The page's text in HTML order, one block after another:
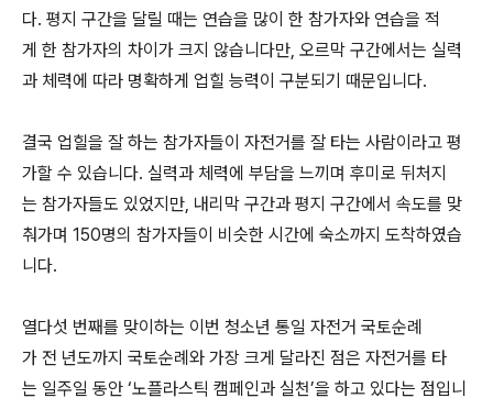
다. 평지 구간을 달릴 때는 연습을 많이 한 참가자와 연습을 적
게 한 참가자의 차이가 크지 않습니다만, 오르막 구간에서는 실력
과 체력에 따라 명확하게 업힐 능력이 구분되기 때문입니다.
결국 업힐을 잘 하는 참가자들이 자전거를 잘 타는 사람이라고 평
가할 수 있습니다. 실력과 체력에 부담을 느끼며 후미로 뒤처지
는 참가자들도 있었지만, 내리막 구간과 평지 구간에서 속도를 맞
춰가며 150명의 참가자들이 비슷한 시간에 숙소까지 도착하였습
니다.
열다섯 번째를 맞이하는 이번 청소년 통일 자전거 국토순례
가 전 년도까지 국토순례와 가장 크게 달라진 점은 자전거를 타
는 일주일 동안 ‘노플라스틱 캠페인과 실천’을 하고 있다는 점입니